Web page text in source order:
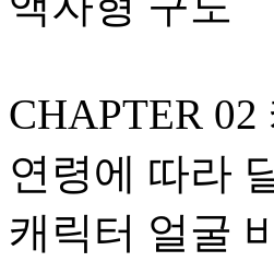
CHAPTER
연령에 따라
캐릭터 얼굴